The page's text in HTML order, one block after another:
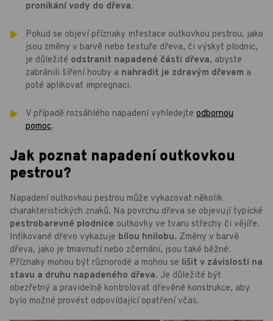
pronikání vody do dřeva.
Pokud se objeví příznaky infestace outkovkou pestrou, jako
jsou změny v barvě nebo textuře dřeva, či výskyt plodnic,
je důležité odstranit napadené části dřeva, abyste
zabránili šíření houby a nahradit je zdravým dřevem a
poté aplikovat impregnaci.
V případě rozsáhlého napadení vyhledejte odbornou
pomoc.
Jak poznat napadení outkovkou
pestrou?
Napadení outkovkou pestrou může vykazovat několik
charakteristických znaků. Na povrchu dřeva se objevují typické
pestrobarevné plodnice outkovky ve tvaru střechy či vějíře.
Infikované dřevo vykazuje bílou hnilobu. Změny v barvě
dřeva, jako je tmavnutí nebo zčernání, jsou také běžné.
Příznaky mohou být různorodé a mohou se lišit v závislosti na
stavu a druhu napadeného dřeva. Je důležité být
obezřetný a pravidelně kontrolovat dřevěné konstrukce, aby
bylo možné provést odpovídající opatření včas.